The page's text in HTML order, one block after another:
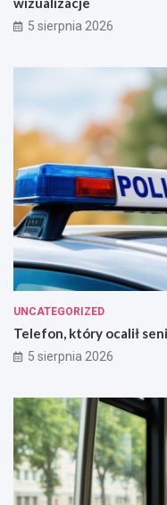
5 sierpnia 2026
UNCATEGORIZED
Telefon, który ocalił
5 sierpnia 2026